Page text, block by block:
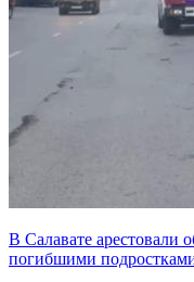
В Салавате арестовали
погибшими